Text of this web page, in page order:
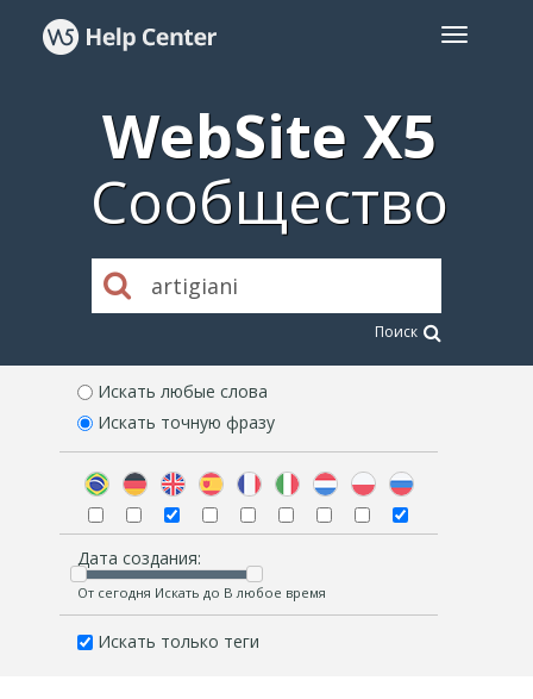
WebSite X5
Сообщество
Поиск
Искать любые слова
Искать точную фразу
Дата создания:
От сегодня Искать до В любое время
Искать только теги